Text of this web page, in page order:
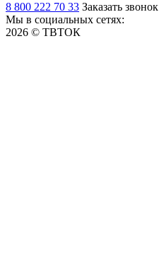
8 800 222 70 33 Заказать звонок
Мы в социальных сетях:
2026 © ТВТОК